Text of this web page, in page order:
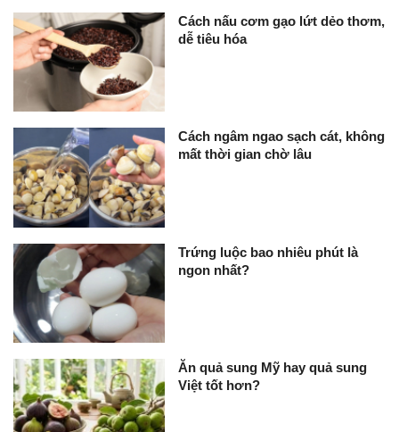
Cách nấu cơm gạo lứt dẻo thơm,
dễ tiêu hóa
Cách ngâm ngao sạch cát, không
mất thời gian chờ lâu
Trứng luộc bao nhiêu phút là
ngon nhất?
Ăn quả sung Mỹ hay quả sung
Việt tốt hơn?